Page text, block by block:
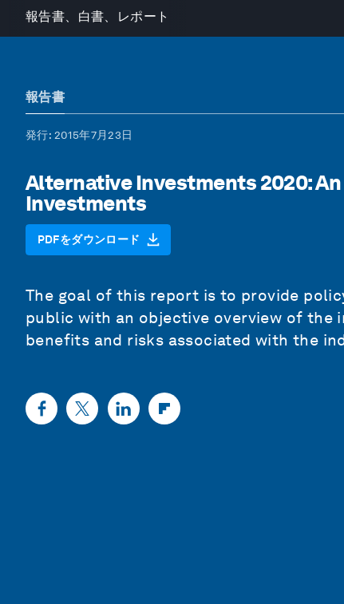
報告書、白書、レポート
報告書
発行: 2015年7月23日
Alternative Investments 2020:
Investments
PDFをダウンロード
The goal of this report is to provide
public with an objective overview of
benefits and risks associated with the